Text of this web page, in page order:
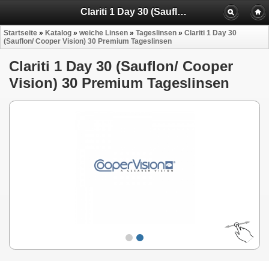
Clariti 1 Day 30 (Sauflon/ Cooper Vision) 30 Premium Tageslinsen
Startseite » Katalog » weiche Linsen » Tageslinsen » Clariti 1 Day 30
(Sauflon/ Cooper Vision) 30 Premium Tageslinsen
Clariti 1 Day 30 (Sauflon/ Cooper
Vision) 30 Premium Tageslinsen